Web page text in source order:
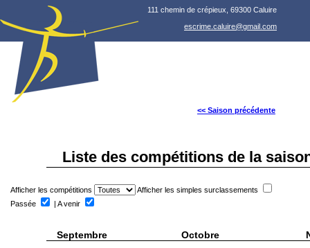
111 chemin de crépieux, 69300 Caluire
escrime.caluire@gmail.com
<< Saison précédente
Liste des compétitions de la
Afficher les compétitions
Afficher les simples surclassements
Passée
| A venir
Septembre Octobre